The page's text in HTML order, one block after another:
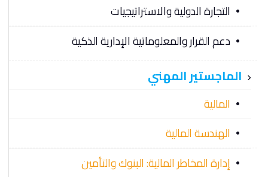
التجارة الدولية والاستراتيجيات
دعم القرار والمعلوماتية الإدارية الذكية
الماجستير المهني
المالية
الهندسة المالية
إدارة المخاطر المالية: البنوك والتأمين